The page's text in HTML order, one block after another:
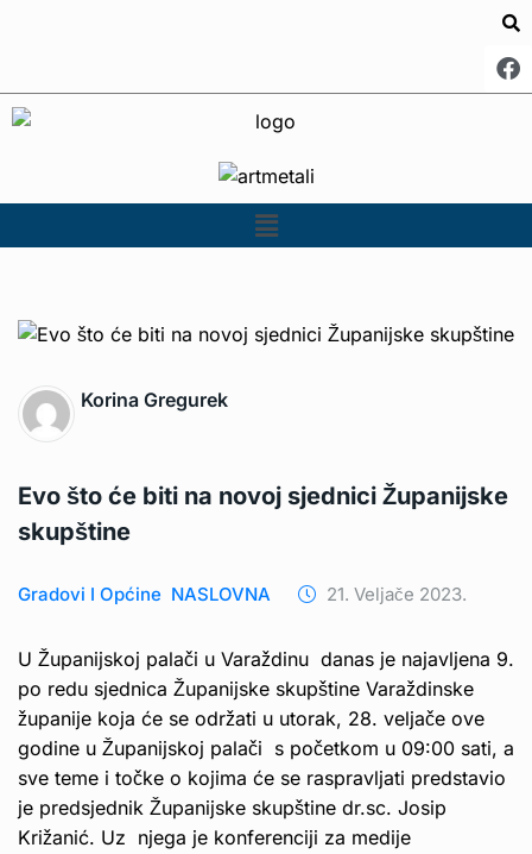
Korina Gregurek
Evo što će biti na novoj sjednici Županijske
skupštine
Gradovi I Općine NASLOVNA 21. Veljače 2023.
U Županijskoj palači u Varaždinu danas je najavljena 9.
po redu sjednica Županijske skupštine Varaždinske
županije koja će se održati u utorak, 28. veljače ove
godine u Županijskoj palači s početkom u 09:00 sati, a
sve teme i točke o kojima će se raspravljati predstavio
je predsjednik Županijske skupštine dr.sc. Josip
Križanić. Uz njega je konferenciji za medije